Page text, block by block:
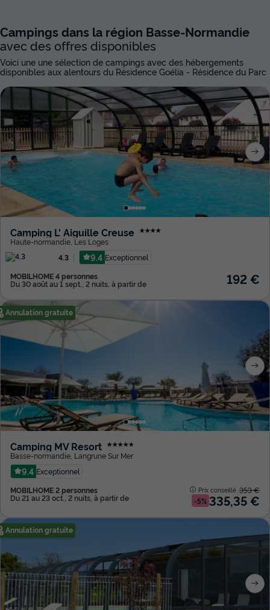
Campings dans la région Basse-Normandie
avec des offres disponibles
Voici une une sélection de campings avec des hébergements
disponibles aux alentours du Résidence Goélia - Résidence du Parc
Camping L' Aiguille Creuse ★★★★
Haute-normandie Les Loges
4.3
9.4 Exceptionnel
MOBILHOME 4 personnes
Du 30 août au 1 sept., 2 nuits, à partir de 192 €
Annulation gratuite
Camping MV Resort ★★★★★
Basse-normandie Langrune Sur Mer
9.4 Exceptionnel
MOBILHOME 2 personnes
Du 21 au 23 oct., 2 nuits, à partir de
Prix conseillé :353 €
-5% 335,35 €
Annulation gratuite